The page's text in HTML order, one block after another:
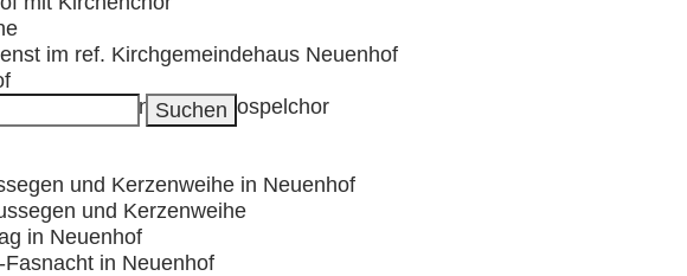
im ref. Kirchgemeindehaus Neuenhof
und Neuenhof mit Gospelchor
und Kerzenweihe in Neuenhof
und Kerzenweihe
in Neuenhof
in Neuenhof